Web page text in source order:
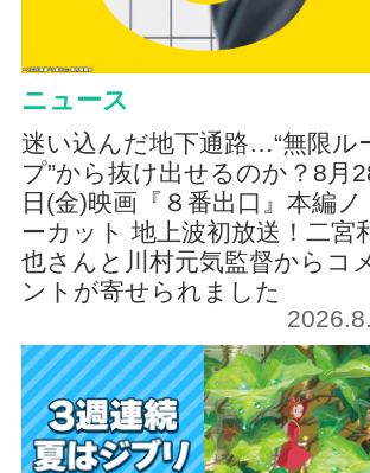
ニュース
迷い込んだ地下通路…“無限ル
プ”から抜け出せるのか？8月
日(金)映画『８番出口』本編ノ
ーカット 地上波初放送！二宮
也さんと川村元気監督からコ
ントが寄せられました